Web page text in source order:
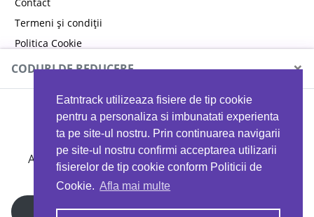
Eatntrack utilizeaza fisiere de tip cookie
pentru a personaliza si imbunatati experienta
ta pe site-ul nostru. Prin continuarea navigarii
pe site-ul nostru confirmi acceptarea utilizarii
fisierelor de tip cookie conform Politicii de
Cookie. Afla mai multe
Termeni și condiții
Politica Cookie
Politica de confidențialitate
CODURI DE REDUCERE ×
MYPROTEIN
Ai 40%reducere la orice comandă folosind codul
EATTRACK
Profită acum